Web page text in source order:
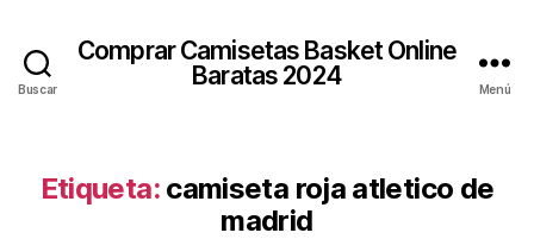
Buscar
Comprar Camisetas Basket Online
Baratas 2024
Menú
Etiqueta: camiseta roja atletico de
madrid